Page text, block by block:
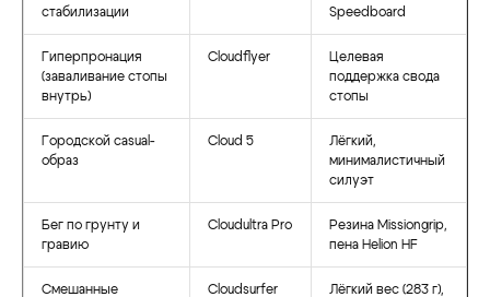
стабилизации
Speedboard
Гиперпронация
(заваливание стопы
внутрь)
Cloudflyer
Целевая
поддержка свода
стопы
Городской casual-
образ
Cloud 5
Лёгкий,
минималистичный
силуэт
Бег по грунту и
гравию
Cloudultra Pro
Резина Missiongrip,
пена Helion HF
Смешанные
Cloudsurfer
Лёгкий вес (283 г),